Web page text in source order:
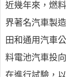
近幾年來，燃
界著名汽車製
田和通用汽車
料電池汽車投
在進行試驗，